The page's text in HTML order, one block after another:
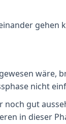
gehen
wäre,
nicht
gut
in dieser